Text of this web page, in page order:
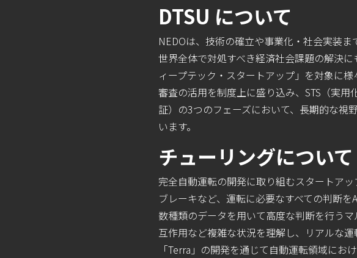
DTSU について
NEDOは、技術の確立や事業化・社会実装
世界全体で対処すべき経済社会課題の解決
ィープテック・スタートアップ」を対象に
審査の活用を制度上に盛り込み、STS（実
証）の3つのフェーズにおいて、長期的な視
います。
チューリングについて
完全自動運転の開発に取り組むスタートア
ブレーキなど、運転に必要なすべての判断
数種類のデータを用いて高度な判断を行う
互作用など複雑な状況を理解し、リアルな
「Terra 」の開発を通じて自動運転領域にお